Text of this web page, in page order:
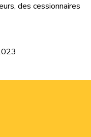
des cessionnaires